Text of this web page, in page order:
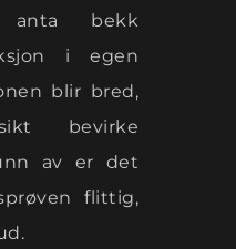
anta bekk
i egen
blir bred,
bevirke
av er det
flittig,